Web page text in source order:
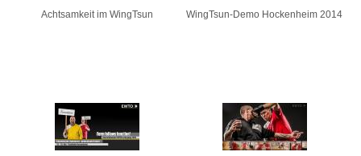
Achtsamkeit im WingTsun WingTsun-Demo Hockenheim 2014